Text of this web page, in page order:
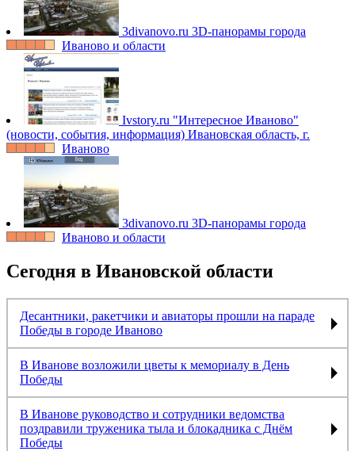
3divanovo.ru 3D-панорамы города
Иваново и области
Ivstory.ru "Интересное Иваново"
(новости, события, информация) Ивановская область, г.
Иваново
3divanovo.ru 3D-панорамы города
Иваново и области
Сегодня в Ивановской области
Десантники, ракетчики и авиаторы прошли на параде
Победы в городе Иваново
В Иванове возложили цветы к мемориалу в День
Победы
В Иванове руководство и сотрудники ведомства
поздравили труженика тыла и блокадника с Днём
Победы